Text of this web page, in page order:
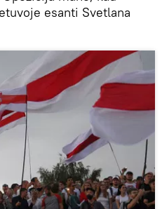
esanti Svetlana